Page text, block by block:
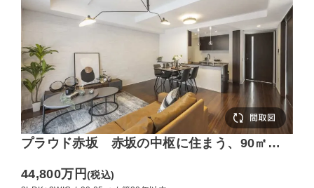
プラウド赤坂 赤坂の中枢に住まう、90㎡超
44,800万円(税込)